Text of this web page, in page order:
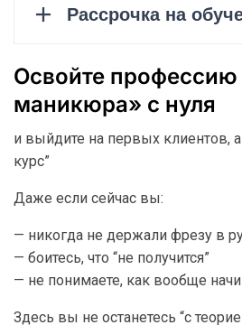
Освойте
маникюра» с нуля
и выйдите на первых клиентов, а
курс”
Даже если сейчас вы:
— никогда не держали фрезу в
— боитесь, что “не получится”
— не понимаете, как вообще
Здесь вы не останетесь “с